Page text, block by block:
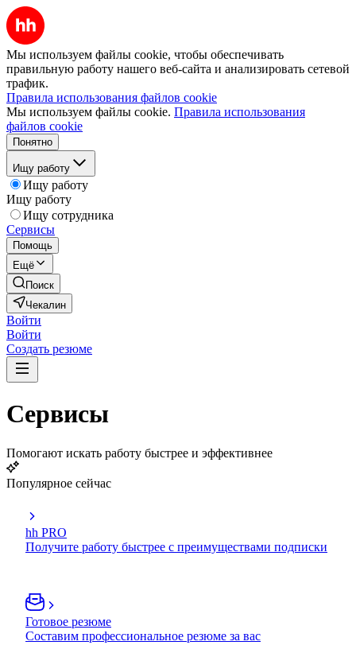
Мы используем файлы cookie, чтобы обеспечивать
правильную работу нашего веб-сайта и анализировать сетевой
трафик.
Правила использования файлов cookie
Мы используем файлы cookie. Правила использования
файлов cookie
Понятно
Ищу работу
Ищу работу
Ищу работу
Ищу сотрудника
Сервисы
Помощь
Ещё
Поиск
Чекалин
Войти
Войти
Создать резюме
Сервисы
Помогают искать работу быстрее и эффективнее
Популярное сейчас
hh PRO
Получите работу быстрее с преимуществами подписки
Готовое резюме
Составим профессиональное резюме за вас